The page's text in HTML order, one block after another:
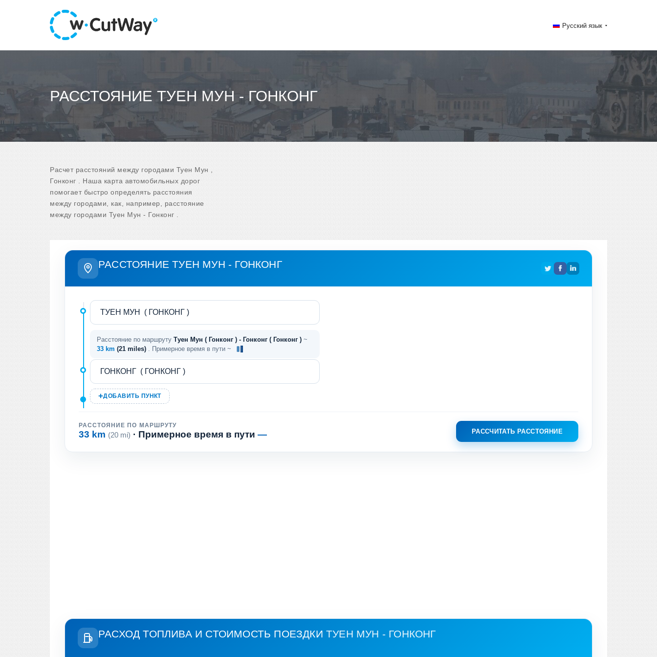
Русский язык
РАССТОЯНИЕ ТУЕН МУН - ГОНКОНГ
Расчет расстояний между городами Туен Мун ,
Гонконг . Наша карта автомобильных дорог
помогает быстро определять расстояния
между городами, как, например, расстояние
между городами Туен Мун - Гонконг .
РАССТОЯНИЕ ТУЕН МУН - ГОНКОНГ
Расстояние по маршруту Туен Мун ( Гонконг ) - Гонконг ( Гонконг ) ~
33 km (21 miles) . Примерное время в пути ~
ДОБАВИТЬ ПУНКТ
РАССТОЯНИЕ ПО МАРШРУТУ
33 km (20 mi) · Примерное время в пути — РАССЧИТАТЬ РАССТОЯНИЕ
РАСХОД ТОПЛИВА И СТОИМОСТЬ ПОЕЗДКИ ТУЕН МУН - ГОНКОНГ